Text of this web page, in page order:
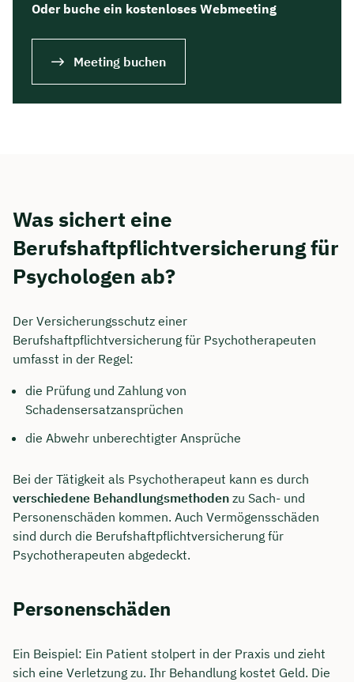
Oder buche ein kostenloses Webmeeting
Meeting buchen
Was sichert eine
Berufshaftpflichtversicherung für
Psychologen ab?
Der Versicherungsschutz einer
Berufshaftpflichtversicherung für Psychotherapeuten
umfasst in der Regel:
die Prüfung und Zahlung von
Schadensersatzansprüchen
die Abwehr unberechtigter Ansprüche
Bei der Tätigkeit als Psychotherapeut kann es durch
verschiedene Behandlungsmethoden zu Sach- und
Personenschäden kommen. Auch Vermögensschäden
sind durch die Berufshaftpflichtversicherung für
Psychotherapeuten abgedeckt.
Personenschäden
Ein Beispiel: Ein Patient stolpert in der Praxis und zieht
sich eine Verletzung zu. Ihr Behandlung kostet Geld. Die